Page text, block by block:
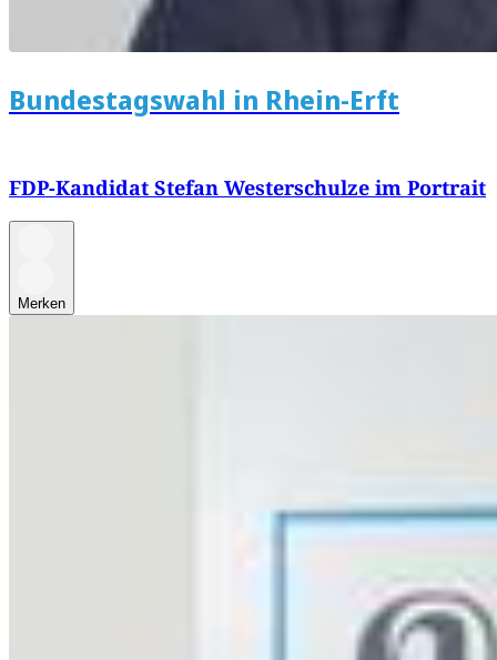
Bundestagswahl in Rhein-Erft
FDP-Kandidat Stefan Westerschulze im Portrait
Merken